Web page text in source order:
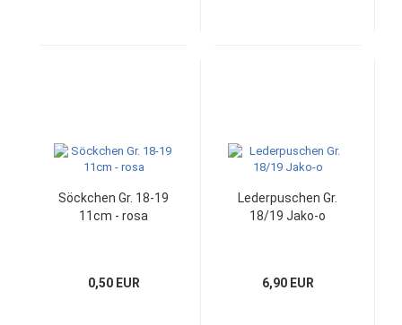
Söckchen Gr. 18-19
11cm - rosa
0,50 EUR
Lederpuschen Gr.
18/19 Jako-o
6,90 EUR